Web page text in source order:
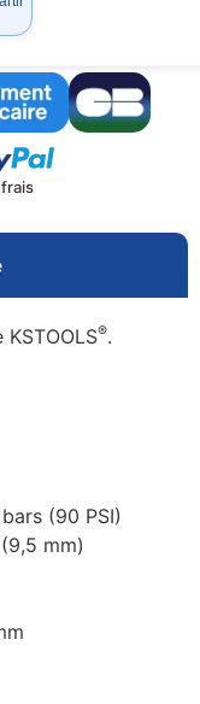
®.
(90 PSI)
mm)